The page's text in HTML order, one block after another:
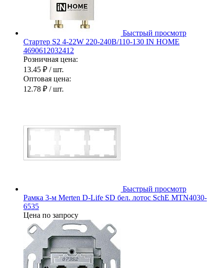
Быстрый просмотр
Стартер S2 4-22W 220-240В/110-130 IN HOME
4690612032412
Розничная цена:
13.45 ₽ / шт.
Оптовая цена:
12.78 ₽ / шт.
Быстрый просмотр
Рамка 3-м Merten D-Life SD бел. лотос SchE MTN4030-
6535
Цена по запросу